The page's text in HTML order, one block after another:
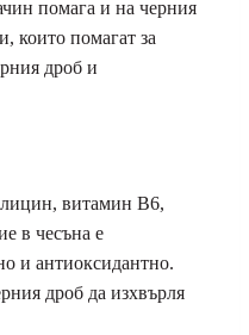
помага и на черния
които помагат за
дроб и
витамин В6,
в чесъна е
и антиоксидантно.
дроб да изхвърля